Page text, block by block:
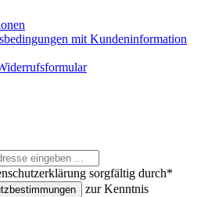
mit Kundeninformation
sorgfältig durch*
zur Kenntnis